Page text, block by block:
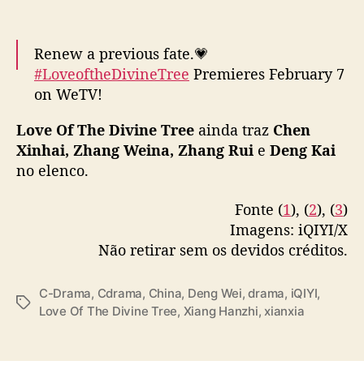
h
Renew a previous fate.💗
#LoveoftheDivineTree Premieres February 7
on WeTV!
Starring#DengWei #XiangHanzhi #仙台有树
#邓为 #向涵之 #WeTV #WeTVAlwaysMore
pic.twitter.com/1kJVfub7Hx
— WeTV.Official (@WeTVOfficial)February
Love Of The Divine Tree ainda traz Chen
Xinhai, Zhang Weina, Zhang Rui e Deng Kai
no elenco.
Fonte (1), (2), (3)
Imagens: iQIYI/X
Não retirar sem os devidos créditos.
T
C-Drama, Cdrama, China, Deng Wei,drama, iQIYI,
Love Of The Divine Tree, Xiang Hanzhi, xianxia